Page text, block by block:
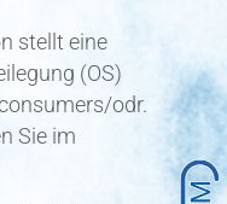
stellt eine
(OS)
odr.
Sie im